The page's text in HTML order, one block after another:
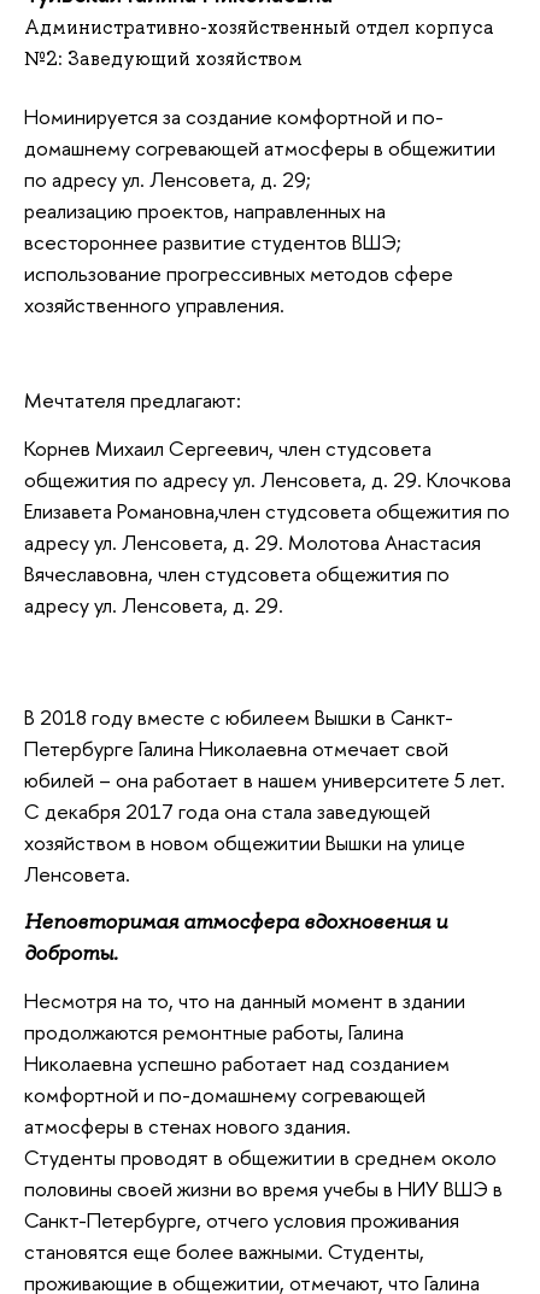
Административно-хозяйственный отдел корпуса
№2: Заведующий хозяйством
Номинируется за создание комфортной и по-
домашнему согревающей атмосферы в общежитии
по адресу ул. Ленсовета, д. 29;
реализацию проектов, направленных на
всестороннее развитие студентов ВШЭ;
использование прогрессивных методов сфере
хозяйственного управления.
Мечтателя предлагают:
Корнев Михаил Сергеевич, член студсовета
общежития по адресу ул. Ленсовета, д. 29. Клочкова
Елизавета Романовна,член студсовета общежития по
адресу ул. Ленсовета, д. 29. Молотова Анастасия
Вячеславовна, член студсовета общежития по
адресу ул. Ленсовета, д. 29.
В 2018 году вместе с юбилеем Вышки в Санкт-
Петербурге Галина Николаевна отмечает свой
юбилей – она работает в нашем университете 5 лет.
С декабря 2017 года она стала заведующей
хозяйством в новом общежитии Вышки на улице
Ленсовета.
Неповторимая атмосфера вдохновения и
доброты.
Несмотря на то, что на данный момент в здании
продолжаются ремонтные работы, Галина
Николаевна успешно работает над созданием
комфортной и по-домашнему согревающей
атмосферы в стенах нового здания.
Студенты проводят в общежитии в среднем около
половины своей жизни во время учебы в НИУ ВШЭ в
Санкт-Петербурге, отчего условия проживания
становятся еще более важными. Студенты,
проживающие в общежитии, отмечают, что Галина